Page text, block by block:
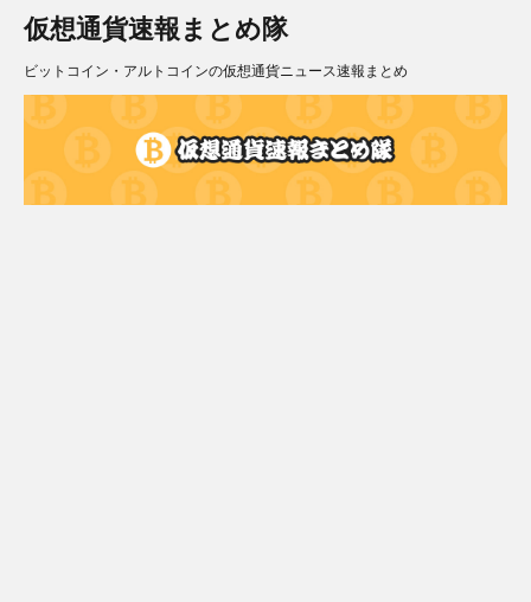
仮想通貨速報まとめ隊
ビットコイン・アルトコインの仮想通貨ニュース速報まとめ